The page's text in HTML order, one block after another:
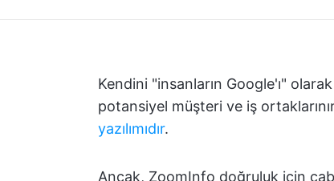
Kendini "insanların Google'ı"
potansiyel müşteri ve iş
yazılımıdır.
Ancak, ZoomInfo doğruluk için